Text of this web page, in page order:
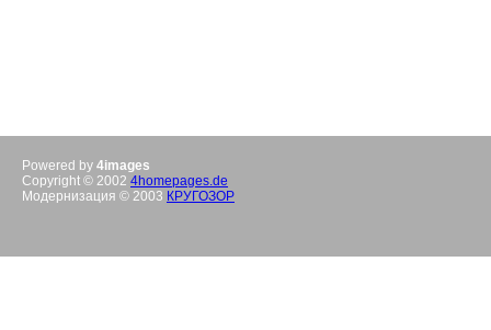
Powered by 4images
Copyright © 2002 4homepages.de
Модернизация © 2003 КРУГОЗОР